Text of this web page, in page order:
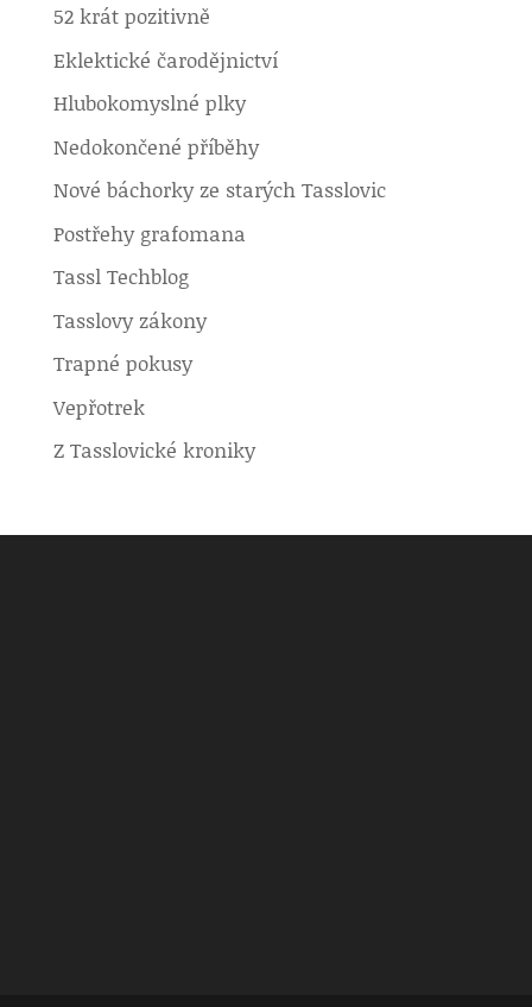
52 krát pozitivně
Eklektické čarodějnictví
Hlubokomyslné plky
Nedokončené příběhy
Nové báchorky ze starých Tasslovic
Postřehy grafomana
Tassl Techblog
Tasslovy zákony
Trapné pokusy
Vepřotrek
Z Tasslovické kroniky